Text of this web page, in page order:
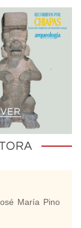
María Pino